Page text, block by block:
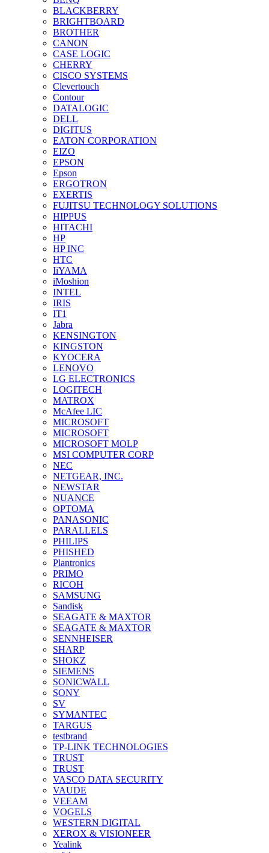
BLACKBERRY
BRIGHTBOARD
BROTHER
CANON
CASE LOGIC
CHERRY
CISCO SYSTEMS
Clevertouch
Contour
DATALOGIC
DELL
DIGITUS
EATON CORPORATION
EIZO
EPSON
Epson
ERGOTRON
EXERTIS
FUJITSU TECHNOLOGY SOLUTIONS
HIPPUS
HITACHI
HP
HP INC
HTC
IiYAMA
iMoshion
INTEL
IRIS
IT1
Jabra
KENSINGTON
KINGSTON
KYOCERA
LENOVO
LG ELECTRONICS
LOGITECH
MATROX
McAfee LIC
MICROSOFT
MICROSOFT
MICROSOFT MOLP
MSI COMPUTER CORP
NEC
NETGEAR, INC.
NEWSTAR
NUANCE
OPTOMA
PANASONIC
PARALLELS
PHILIPS
PHISHED
Plantronics
PRIMO
RICOH
SAMSUNG
Sandisk
SEAGATE & MAXTOR
SEAGATE & MAXTOR
SENNHEISER
SHARP
SHOKZ
SIEMENS
SONICWALL
SONY
SV
SYMANTEC
TARGUS
testbrand
TP-LINK TECHNOLOGIES
TRUST
TRUST
VASCO DATA SECURITY
VAUDE
VEEAM
VOGELS
WESTERN DIGITAL
XEROX & VISIONEER
Yealink